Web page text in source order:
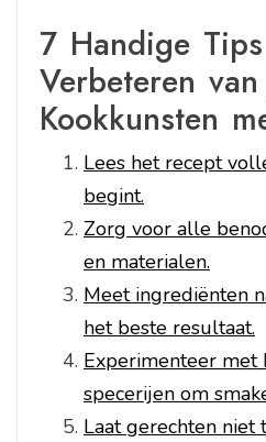
7 Handige
Verbeteren van
Kookkunsten
Lees het recept
begint.
Zorg voor alle
en materialen.
Meet ingrediënten
het beste resultaat.
Experimenteer met
specerijen om
Laat gerechten